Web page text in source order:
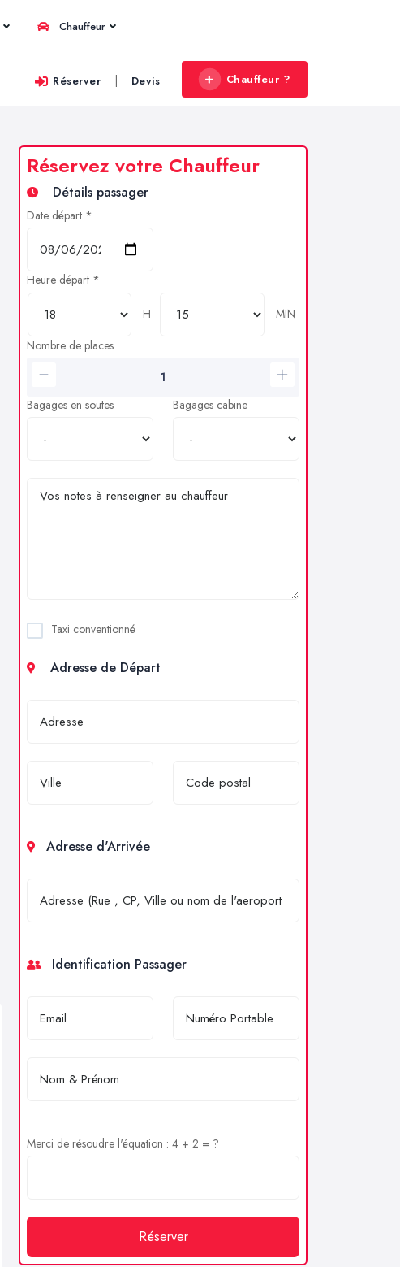
Chauffeur
Réserver | Devis Chauffeur ?
Réservez votre Chauffeur
Détails passager
Date départ *
Heure départ *
H
MIN
Nombre de places
Bagages en soutes Bagages cabine
Taxi conventionné
Adresse de Départ
Adresse d'Arrivée
Identification Passager
Merci de résoudre l'équation : 4 + 2 = ?
Réserver